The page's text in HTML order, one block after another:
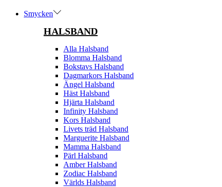
Smycken
HALSBAND
Alla Halsband
Blomma Halsband
Bokstavs Halsband
Dagmarkors Halsband
Ängel Halsband
Häst Halsband
Hjärta Halsband
Infinity Halsband
Kors Halsband
Livets träd Halsband
Marguerite Halsband
Mamma Halsband
Pärl Halsband
Amber Halsband
Zodiac Halsband
Världs Halsband